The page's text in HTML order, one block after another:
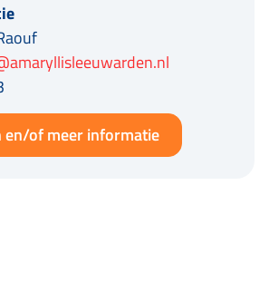
en/of meer informatie